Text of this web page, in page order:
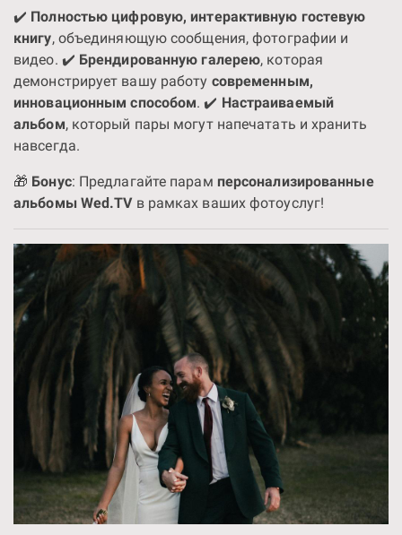
✔️ Полностью цифровую, интерактивную гостевую
книгу, объединяющую сообщения, фотографии и
видео. ✔️ Брендированную галерею, которая
демонстрирует вашу работу современным,
инновационным способом. ✔️ Настраиваемый
альбом, который пары могут напечатать и хранить
навсегда.
🎁 Бонус: Предлагайте парам персонализированные
альбомы Wed.TV в рамках ваших фотоуслуг!